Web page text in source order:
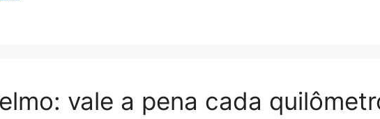
vale a pena cada